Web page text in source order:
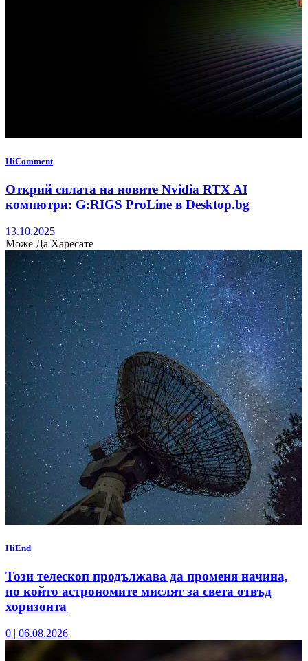
HiComment
Открий силата на новите Nvidia RTX AI
компютри: G:RIGS ProLine в Desktop.bg
13.10.2025
Може Да Харесате
HiEnd
Този телескоп продължава да променя начина,
по който астрономите мислят за света отвъд
хоризонта
0 | 06.08.2026